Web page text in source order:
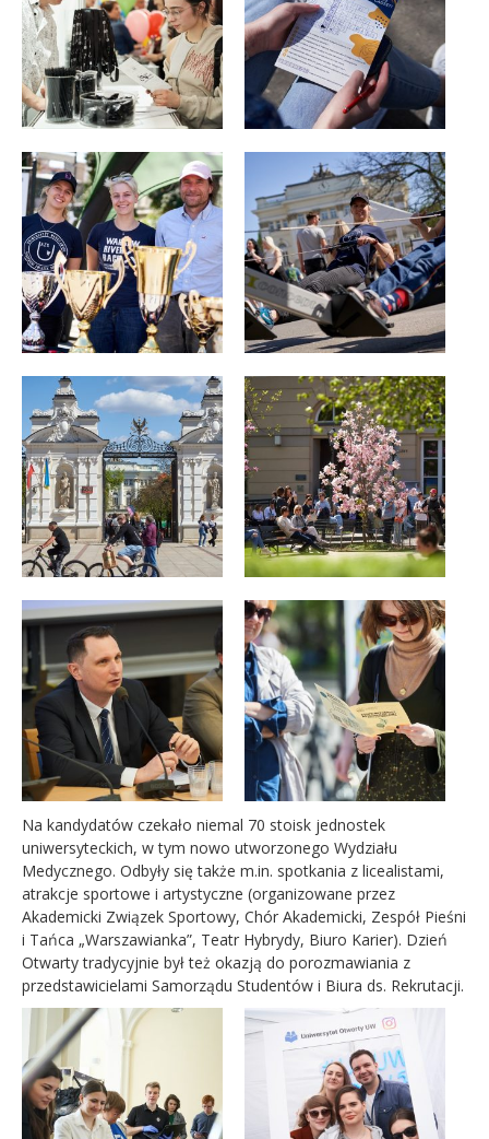
Na kandydatów czekało niemal 70 stoisk jednostek
uniwersyteckich, w tym nowo utworzonego Wydziału
Medycznego. Odbyły się także m.in. spotkania z licealistami,
atrakcje sportowe i artystyczne (organizowane przez
Akademicki Związek Sportowy, Chór Akademicki, Zespół Pieśni
i Tańca „Warszawianka”, Teatr Hybrydy, Biuro Karier). Dzień
Otwarty tradycyjnie był też okazją do porozmawiania z
przedstawicielami Samorządu Studentów i Biura ds. Rekrutacji.